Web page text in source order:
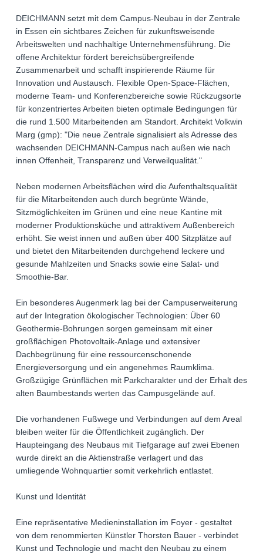
DEICHMANN setzt mit dem Campus-Neubau in der Zentrale
in Essen ein sichtbares Zeichen für zukunftsweisende
Arbeitswelten und nachhaltige Unternehmensführung. Die
offene Architektur fördert bereichsübergreifende
Zusammenarbeit und schafft inspirierende Räume für
Innovation und Austausch. Flexible Open-Space-Flächen,
moderne Team- und Konferenzbereiche sowie Rückzugsorte
für konzentriertes Arbeiten bieten optimale Bedingungen für
die rund 1.500 Mitarbeitenden am Standort. Architekt Volkwin
Marg (gmp): "Die neue Zentrale signalisiert als Adresse des
wachsenden DEICHMANN-Campus nach außen wie nach
innen Offenheit, Transparenz und Verweilqualität."
Neben modernen Arbeitsflächen wird die Aufenthaltsqualität
für die Mitarbeitenden auch durch begrünte Wände,
Sitzmöglichkeiten im Grünen und eine neue Kantine mit
moderner Produktionsküche und attraktivem Außenbereich
erhöht. Sie weist innen und außen über 400 Sitzplätze auf
und bietet den Mitarbeitenden durchgehend leckere und
gesunde Mahlzeiten und Snacks sowie eine Salat- und
Smoothie-Bar.
Ein besonderes Augenmerk lag bei der Campuserweiterung
auf der Integration ökologischer Technologien: Über 60
Geothermie-Bohrungen sorgen gemeinsam mit einer
großflächigen Photovoltaik-Anlage und extensiver
Dachbegrünung für eine ressourcenschonende
Energieversorgung und ein angenehmes Raumklima.
Großzügige Grünflächen mit Parkcharakter und der Erhalt des
alten Baumbestands werten das Campusgelände auf.
Die vorhandenen Fußwege und Verbindungen auf dem Areal
bleiben weiter für die Öffentlichkeit zugänglich. Der
Haupteingang des Neubaus mit Tiefgarage auf zwei Ebenen
wurde direkt an die Aktienstraße verlagert und das
umliegende Wohnquartier somit verkehrlich entlastet.
Kunst und Identität
Eine repräsentative Medieninstallation im Foyer - gestaltet
von dem renommierten Künstler Thorsten Bauer - verbindet
Kunst und Technologie und macht den Neubau zu einem